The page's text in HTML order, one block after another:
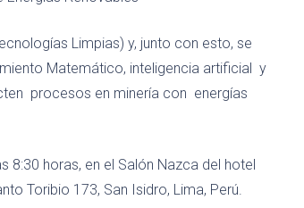
Limpias) y, junto con esto, se
Matemático, inteligencia artificial y
procesos en minería con energías
8:30 horas, en el Salón Nazca del hotel
Toribio 173, San Isidro, Lima, Perú.